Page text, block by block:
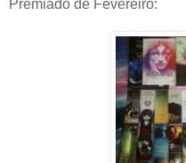
Premiado de Fevereiro: